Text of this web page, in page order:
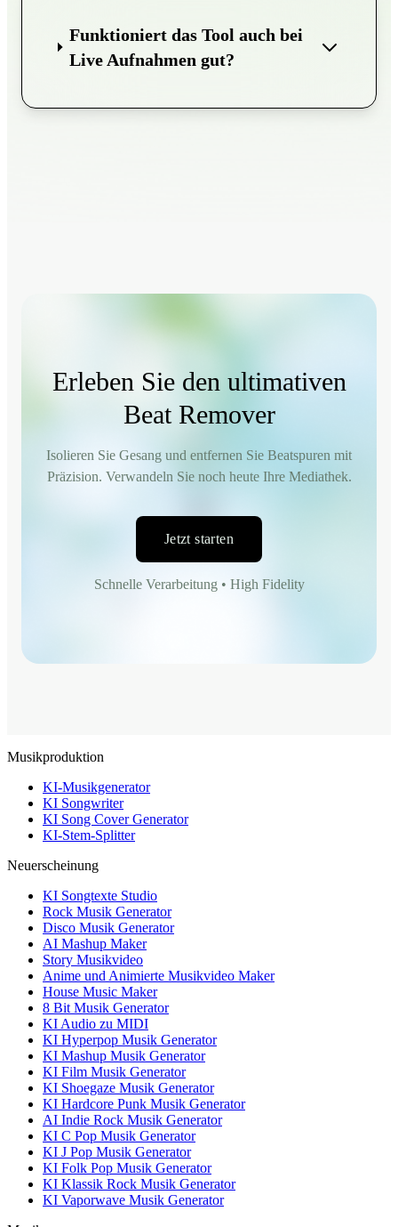
Funktioniert das Tool auch bei
Live Aufnahmen gut?
Erleben Sie den ultimativen
Beat Remover
Isolieren Sie Gesang und entfernen Sie Beatspuren mit
Präzision. Verwandeln Sie noch heute Ihre Mediathek.
Jetzt starten
Schnelle Verarbeitung • High Fidelity
Musikproduktion
KI-Musikgenerator
KI Songwriter
KI Song Cover Generator
KI-Stem-Splitter
Neuerscheinung
KI Songtexte Studio
Rock Musik Generator
Disco Musik Generator
AI Mashup Maker
Story Musikvideo
Anime und Animierte Musikvideo Maker
House Music Maker
8 Bit Musik Generator
KI Audio zu MIDI
KI Hyperpop Musik Generator
KI Mashup Musik Generator
KI Film Musik Generator
KI Shoegaze Musik Generator
KI Hardcore Punk Musik Generator
AI Indie Rock Musik Generator
KI C Pop Musik Generator
KI J Pop Musik Generator
KI Folk Pop Musik Generator
KI Klassik Rock Musik Generator
KI Vaporwave Musik Generator